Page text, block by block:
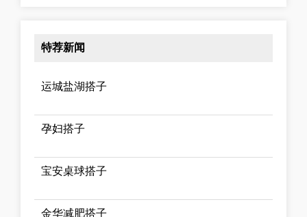
特荐新闻
运城盐湖搭子
孕妇搭子
宝安桌球搭子
金华减肥搭子